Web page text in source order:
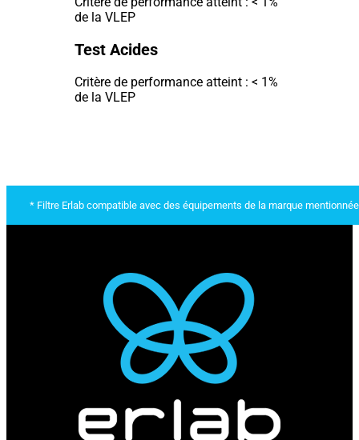
de la VLEP
Test Acides
Critère de performance atteint : < 1%
de la VLEP
* Filtre Erlab compatible avec des équipements de la marque